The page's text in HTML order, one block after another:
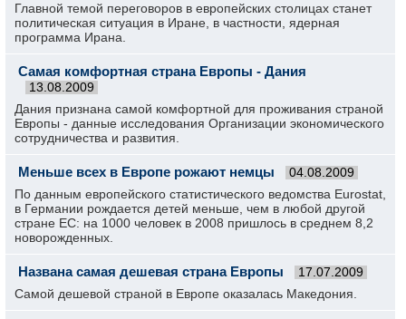
Главной темой переговоров в европейских столицах станет
политическая ситуация в Иране, в частности, ядерная
программа Ирана.
Самая комфортная страна Европы - Дания
13.08.2009
Дания признана самой комфортной для проживания страной
Европы - данные исследования Организации экономического
сотрудничества и развития.
Меньше всех в Европе рожают немцы 04.08.2009
По данным европейского статистического ведомства Eurostat,
в Германии рождается детей меньше, чем в любой другой
стране ЕС: на 1000 человек в 2008 пришлось в среднем 8,2
новорожденных.
Названа самая дешевая страна Европы 17.07.2009
Самой дешевой страной в Европе оказалась Македония.